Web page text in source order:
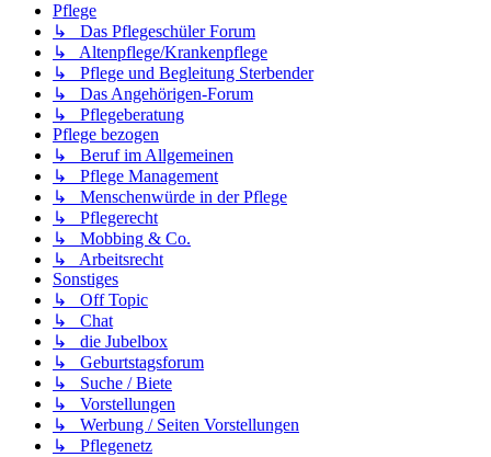
Pflege
↳ Das Pflegeschüler Forum
↳ Altenpflege/Krankenpflege
↳ Pflege und Begleitung Sterbender
↳ Das Angehörigen-Forum
↳ Pflegeberatung
Pflege bezogen
↳ Beruf im Allgemeinen
↳ Pflege Management
↳ Menschenwürde in der Pflege
↳ Pflegerecht
↳ Mobbing & Co.
↳ Arbeitsrecht
Sonstiges
↳ Off Topic
↳ Chat
↳ die Jubelbox
↳ Geburtstagsforum
↳ Suche / Biete
↳ Vorstellungen
↳ Werbung / Seiten Vorstellungen
↳ Pflegenetz